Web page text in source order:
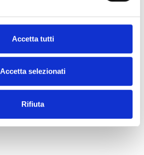
Accetta tutti
Accetta selezionati
Rifiuta